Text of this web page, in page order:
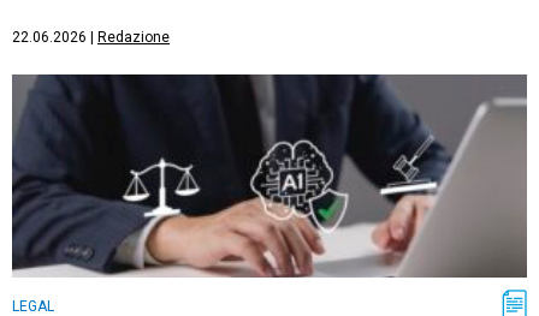
22.06.2026 Redazione
LEGAL